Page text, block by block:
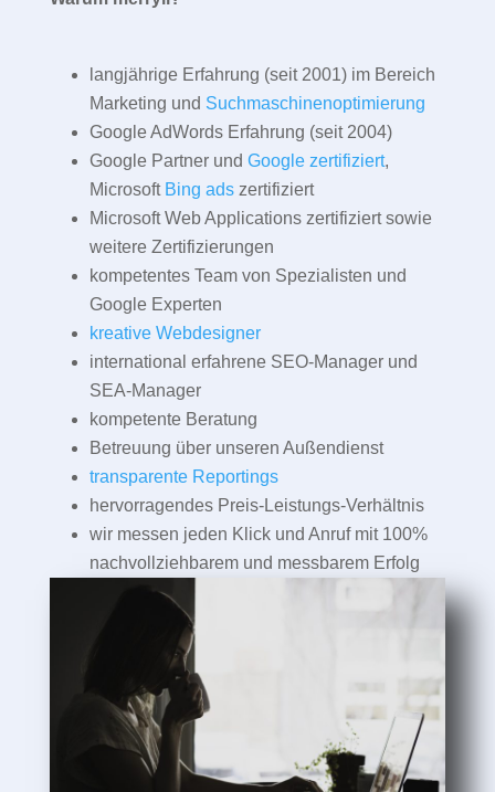
langjährige Erfahrung (seit 2001) im Bereich
Marketing und Suchmaschinenoptimierung
Google AdWords Erfahrung (seit 2004)
Google Partner und Google zertifiziert,
Microsoft Bing adszertifiziert
Microsoft Web Applications zertifiziert sowie
weitere Zertifizierungen
kompetentes Team von Spezialisten und
Google Experten
kreative Webdesigner
international erfahrene SEO-Manager und
SEA-Manager
kompetente Beratung
Betreuung über unseren Außendienst
transparente Reportings
hervorragendes Preis-Leistungs-Verhältnis
wir messen jeden Klick und Anruf mit 100%
nachvollziehbarem und messbarem Erfolg